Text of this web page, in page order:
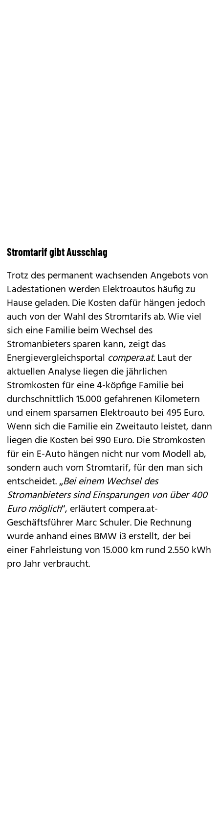
Stromtarif gibt Ausschlag
Trotz des permanent wachsenden Angebots von
Ladestationen werden Elektroautos häufig zu
Hause geladen. Die Kosten dafür hängen jedoch
auch von der Wahl des Stromtarifs ab. Wie viel
sich eine Familie beim Wechsel des
Stromanbieters sparen kann, zeigt das
Energievergleichsportal compera.at.Laut der
aktuellen Analyse liegen die jährlichen
Stromkosten für eine 4-köpfige Familie bei
durchschnittlich 15.000 gefahrenen Kilometern
und einem sparsamen Elektroauto bei 495 Euro.
Wenn sich die Familie ein Zweitauto leistet, dann
liegen die Kosten bei 990 Euro. Die Stromkosten
für ein E-Auto hängen nicht nur vom Modell ab,
sondern auch vom Stromtarif, für den man sich
entscheidet. „Bei einem Wechsel des
Stromanbieters sind Einsparungen von über 400
Euro möglich“, erläutert compera.at-
Geschäftsführer Marc Schuler. Die Rechnung
wurde anhand einesBMW i3erstellt, der bei
einer Fahrleistung von 15.000 km rund 2.550 kWh
pro Jahr verbraucht.